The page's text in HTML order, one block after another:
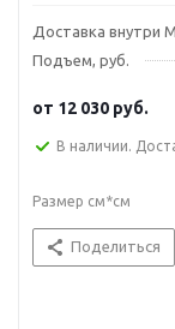
Доставка внутри
Подъем, руб.
от 12 030 руб.
В наличии.
Размер см*см
Поделиться